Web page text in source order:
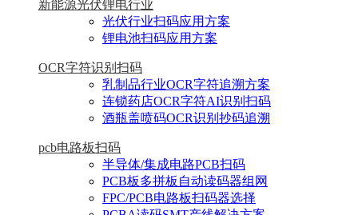
新能源光伏锂电行业
光伏行业扫码应用方案
锂电池扫码应用方案
OCR字符识别扫码
乳制品行业OCR字符追溯方案
连锁药店OCR字符AI识别扫码
酒瓶盖喷码OCR识别抄码追溯
pcb电路板扫码
半导体/集成电路PCB扫码
PCB板多拼板自动读码器组网
FPC/PCB电路板扫码器选择